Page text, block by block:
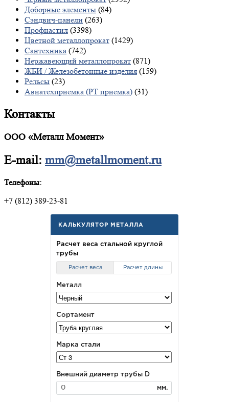
Доборные элементы (84)
Сэндвич-панели (263)
Профнастил (3398)
Цветной металлопрокат (1429)
Сантехника (742)
Нержавеющий металлопрокат (871)
ЖБИ / Железобетонные изделия (159)
Рельсы (23)
Авиатехприемка (РТ приемка) (31)
Контакты
ООО «Металл Момент»
E-mail: mm@metallmoment.ru
Телефоны:
+7 (812) 389-23-81